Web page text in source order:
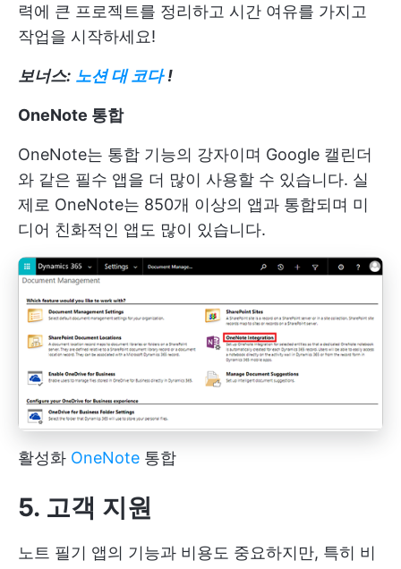
력에 큰 프로젝트를 정리하고 시간 여유를 가지고
작업을 시작하세요!
보너스: 노션 대 코다 !
OneNote 통합
OneNote는 통합 기능의 강자이며 Google 캘린더
와 같은 필수 앱을 더 많이 사용할 수 있습니다. 실
제로 OneNote는 850개 이상의 앱과 통합되며 미
디어 친화적인 앱도 많이 있습니다.
활성화 OneNote 통합
5. 고객 지원
노트 필기 앱의 기능과 비용도 중요하지만, 특히 비